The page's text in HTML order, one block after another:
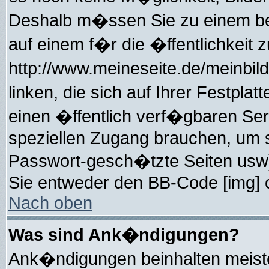
Deshalb m�ssen Sie zu einem
auf einem f�r die �ffentlichkeit
http://www.meineseite.de/
linken, die sich auf Ihrer
einen �ffentlich verf�gbaren
speziellen Zugang brauchen,
Passwort-gesch�tzte Seiten
Sie entweder den BB-Code
Nach oben
Was sind Ank�ndigungen?
Ank�ndigungen beinhalten